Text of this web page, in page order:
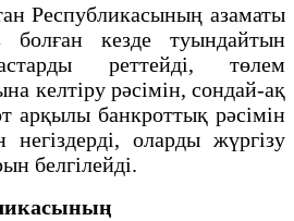
Республикасының азаматы
болған кезде туындайтын
реттейді, төлем
келтіру рәсімін, сондай-ақ
арқылы банкроттық рәсімін
негіздерді, оларды жүргізу
белгілейді.